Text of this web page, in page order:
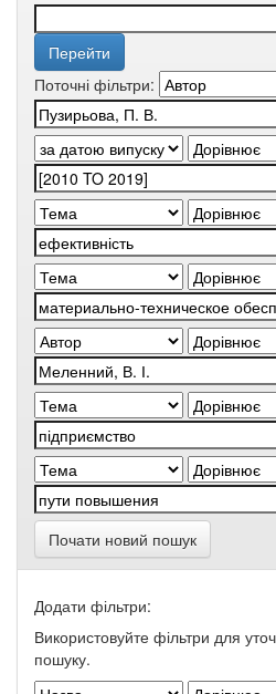
Поточні фільтри:
Почати новий пошук
Додати фільтри:
Використовуйте фільтри для
пошуку.